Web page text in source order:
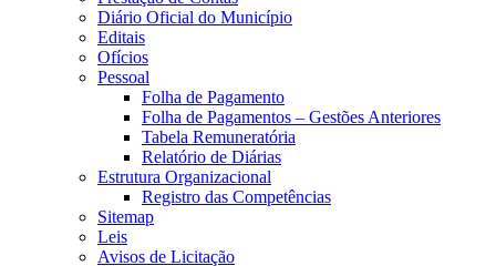
Diário Oficial do Município
Editais
Ofícios
Pessoal
Folha de Pagamento
Folha de Pagamentos – Gestões Anteriores
Tabela Remuneratória
Relatório de Diárias
Estrutura Organizacional
Registro das Competências
Sitemap
Leis
Avisos de Licitação